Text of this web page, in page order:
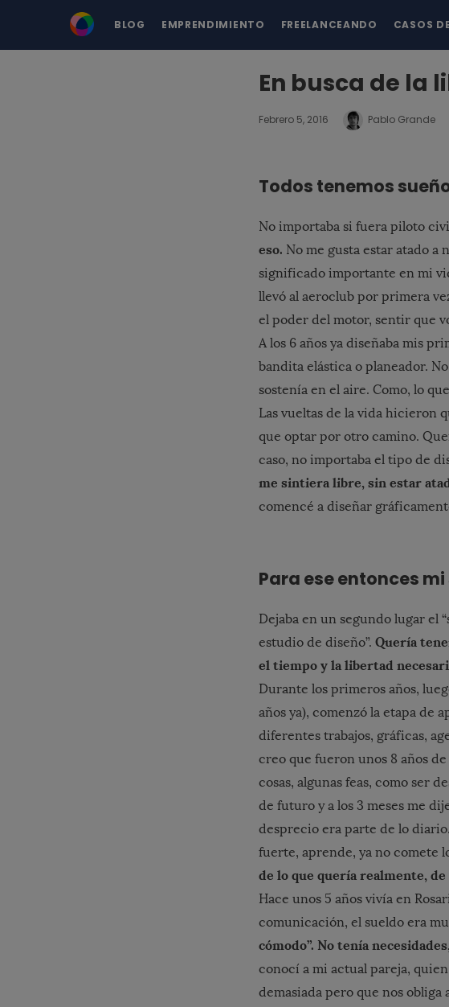
BLOG EMPRENDIMIENTO FREELANCEANDO CASOS
En busca de la
Febrero 5, 2016 Pablo Grande
Todos tenemos
No importaba si fuera piloto
eso. No me gusta estar atado a
significado importante en mi
llevó al aeroclub por primera
el poder del motor, sentir que
A los 6 años ya diseñaba mis
bandita elástica o planeador.
sostenía en el aire. Como, lo
Las vueltas de la vida hicieron
que optar por otro camino.
caso, no importaba el tipo de
me sintiera libre, sin estar
comencé a diseñar
Para ese entonces
Dejaba en un segundo lugar el
estudio de diseño”. Quería
el tiempo y la libertad
Durante los primeros años,
años ya), comenzó la etapa de
diferentes trabajos, gráficas,
creo que fueron unos 8 años
cosas, algunas feas, como ser
de futuro y a los 3 meses me
desprecio era parte de lo
fuerte, aprende, ya no comete
de lo que quería realmente,
Hace unos 5 años vivía en
comunicación, el sueldo era
cómodo”. No tenía
conocí a mi actual pareja,
demasiada pero que nos